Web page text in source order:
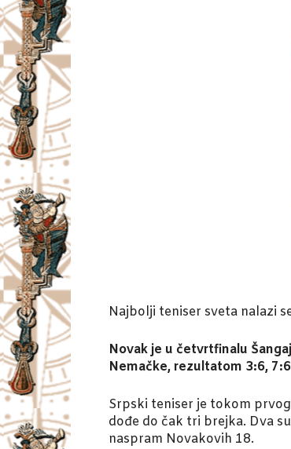
Najbolji teniser sveta nalazi
Novak je u četvrtfinalu
Nemačke, rezultatom 3:6,
Srpski teniser je tokom
dođe do čak tri brejka. Dva
naspram Novakovih 18.